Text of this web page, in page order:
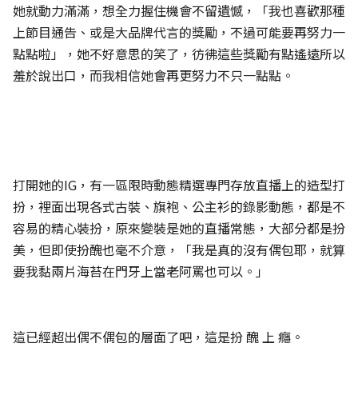
她就動力滿滿，想全力握住機會不留遺憾，「我也喜歡那種
上節目通告、或是大品牌代言的獎勵，不過可能要再努力一
點點啦」，她不好意思的笑了，彷彿這些獎勵有點遙遠所以
羞於說出口，而我相信她會再更努力不只一點點。
打開她的IG，有一區限時動態精選專門存放直播上的造型打
扮，裡面出現各式古裝、旗袍、公主衫的錄影動態，都是不
容易的精心裝扮，原來變裝是她的直播常態，大部分都是扮
美，但即使扮醜也毫不介意，「我是真的沒有偶包耶，就算
要我黏兩片海苔在門牙上當老阿罵也可以。」
這已經超出偶不偶包的層面了吧，這是扮 醜 上 癮。